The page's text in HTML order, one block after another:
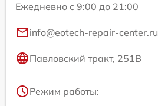
Ежедневно с 9:00 до 21:00
info@eotech-repair-center.ru
Павловский тракт, 251В
Режим работы: